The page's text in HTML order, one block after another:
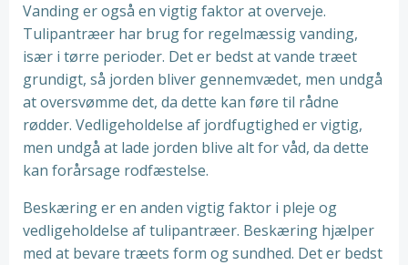
Vanding er også en vigtig faktor at overveje.
Tulipantræer har brug for regelmæssig vanding,
især i tørre perioder. Det er bedst at vande træet
grundigt, så jorden bliver gennemvædet, men undgå
at oversvømme det, da dette kan føre til rådne
rødder. Vedligeholdelse af jordfugtighed er vigtig,
men undgå at lade jorden blive alt for våd, da dette
kan forårsage rodfæstelse.
Beskæring er en anden vigtig faktor i pleje og
vedligeholdelse af tulipantræer. Beskæring hjælper
med at bevare træets form og sundhed. Det er bedst